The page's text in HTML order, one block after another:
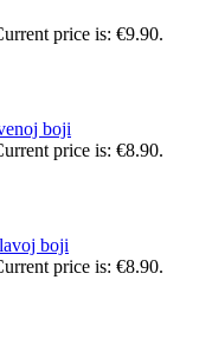
price is: €9.90.
boji
price is: €8.90.
boji
price is: €8.90.